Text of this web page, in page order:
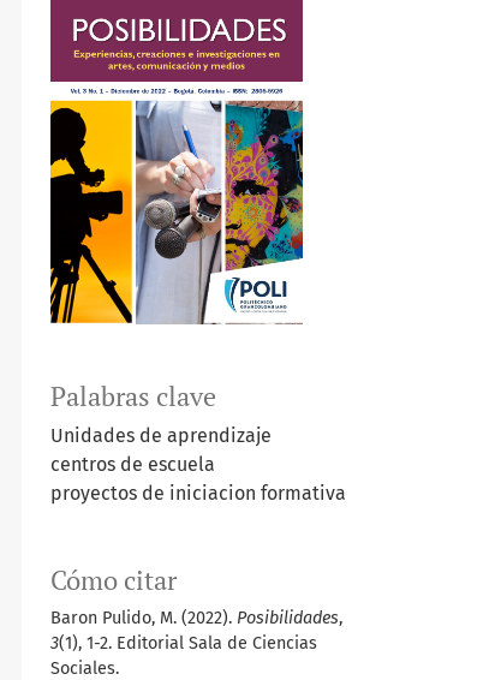
Palabras clave
Unidades de aprendizaje
centros de escuela
proyectos de iniciacion formativa
Cómo citar
Baron Pulido, M. (2022). Posibilidades,
3(1), 1-2. Editorial Sala de Ciencias
Sociales.